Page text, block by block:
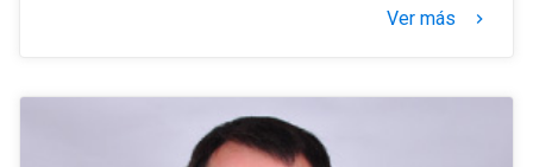
Ver más keyboard_arrow_right